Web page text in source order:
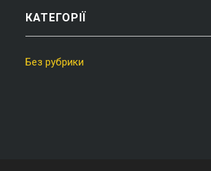
КАТЕГОРІЇ
Без рубрики